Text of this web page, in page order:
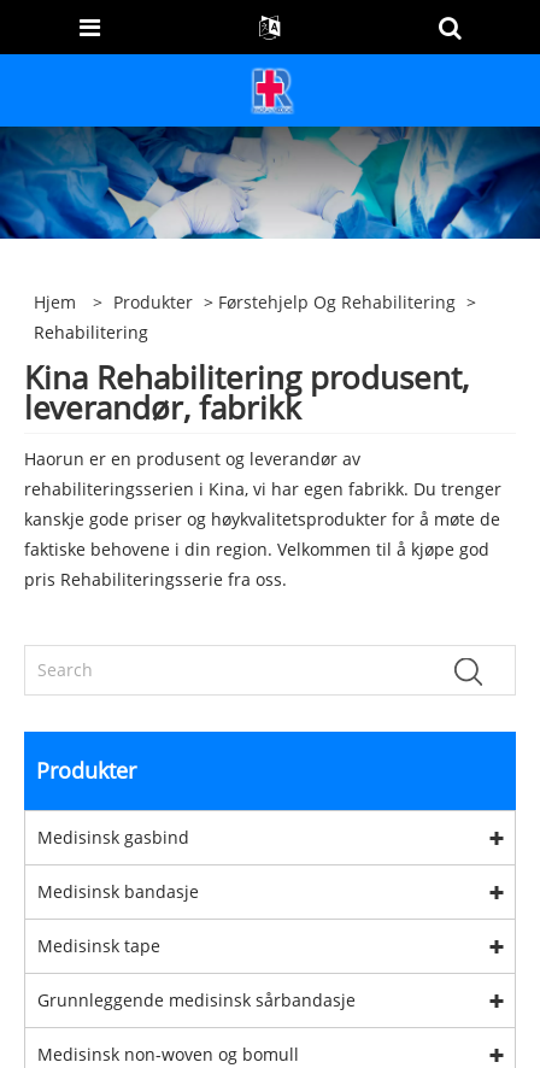
Hjem > Produkter > Førstehjelp Og Rehabilitering >
Rehabilitering
Kina Rehabilitering produsent,
leverandør, fabrikk
Haorun er en produsent og leverandør av
rehabiliteringsserien i Kina, vi har egen fabrikk. Du trenger
kanskje gode priser og høykvalitetsprodukter for å møte de
faktiske behovene i din region. Velkommen til å kjøpe god
pris Rehabiliteringsserie fra oss.
Produkter
Medisinsk gasbind
Medisinsk bandasje
Medisinsk tape
Grunnleggende medisinsk sårbandasje
Medisinsk non-woven og bomull